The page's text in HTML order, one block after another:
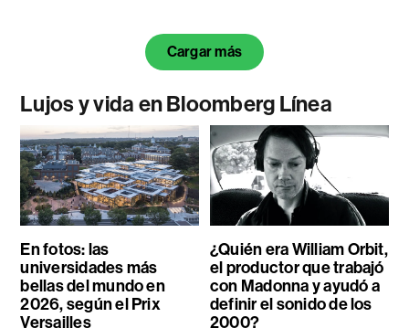
Cargar más
Lujos y vida en Bloomberg Línea
En fotos: las
universidades más
bellas del mundo en
2026, según el Prix
Versailles
¿Quién era William Orbit,
el productor que trabajó
con Madonna y ayudó a
definir el sonido de los
2000?